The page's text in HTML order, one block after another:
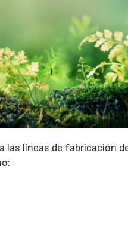
las líneas de fabricación